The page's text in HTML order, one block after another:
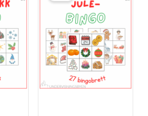
var:
kr50.00.
er:
kr15.00.
var:
er: